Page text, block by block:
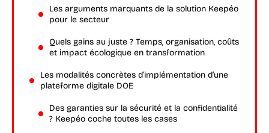
Les arguments marquants de la solution Keepéo
pour le secteur
Quels gains au juste ? Temps, organisation, coûts
et impact écologique en transformation
Les modalités concrètes d’implémentation d’une
plateforme digitale DOE
Des garanties sur la sécurité et la confidentialité
? Keepéo coche toutes les cases